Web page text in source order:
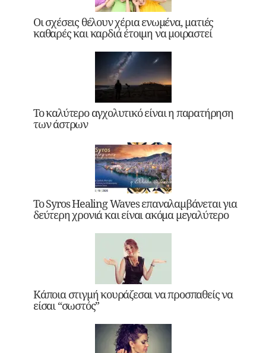
Οι σχέσεις θέλουν χέρια ενωμένα, ματιές
καθαρές και καρδιά έτοιμη να μοιραστεί
Το καλύτερο αγχολυτικό είναι η παρατήρηση
των άστρων
Το Syros Healing Waves επαναλαμβάνεται για
δεύτερη χρονιά και είναι ακόμα μεγαλύτερο
Κάποια στιγμή κουράζεσαι να προσπαθείς να
είσαι “σωστός”